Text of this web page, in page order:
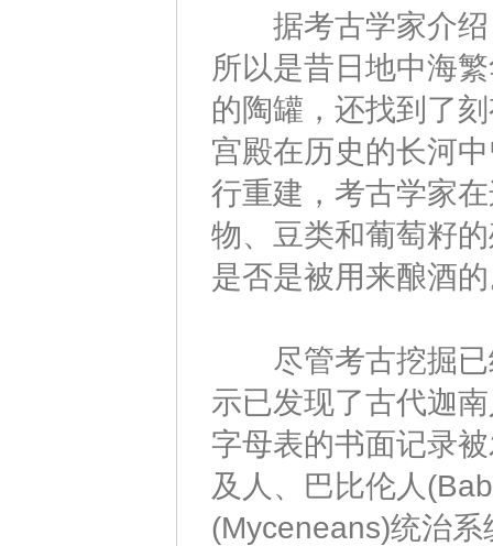
据考古学家介绍
所以是昔日地中海
的陶罐，还找到了
宫殿在历史的长河
行重建，考古学家
物、豆类和葡萄籽
是否是被用来酿酒
尽管考古挖掘已
示已发现了古代迦
字母表的书面记录
及人、巴比伦人
(Myceneans)统治系